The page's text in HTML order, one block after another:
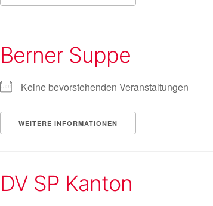
Berner Suppe
Keine bevorstehenden Veranstaltungen
WEITERE INFORMATIONEN
DV SP Kanton